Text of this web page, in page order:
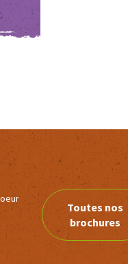
Toutes nos
brochures